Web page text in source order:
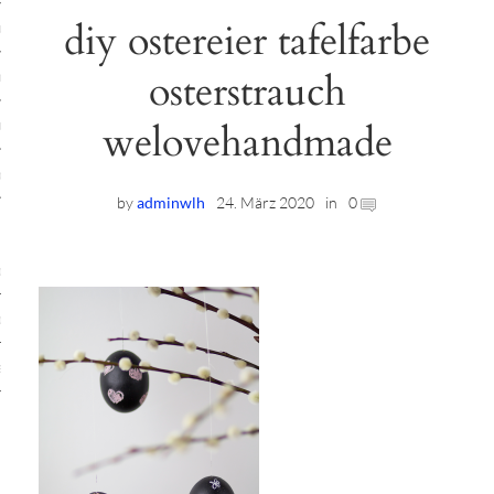
Workshops
Location
Workshops
diy ostereier tafelfarbe
osterstrauch
welovehandmade
byadminwlh 24. März 2020 in 0